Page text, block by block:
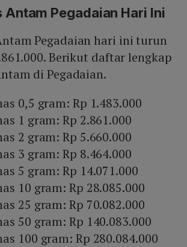
Antam Pegadaian Hari Ini
Pegadaian hari ini turun
Berikut daftar lengkap
di Pegadaian.
0,5 gram: Rp 1.483.000
1 gram: Rp 2.861.000
2 gram: Rp 5.660.000
3 gram: Rp 8.464.000
5 gram: Rp 14.071.000
10 gram: Rp 28.085.000
25 gram: Rp 70.082.000
50 gram: Rp 140.083.000
100 gram: Rp 280.084.000